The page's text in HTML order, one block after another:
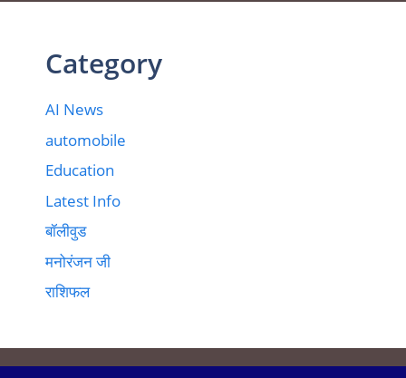
Category
AI News
automobile
Education
Latest Info
बॉलीवुड
मनोरंजन जी
राशिफल